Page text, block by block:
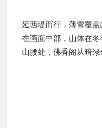
延西堤而行，薄雪覆
在画面中部，山体在
山腰处，佛香阁从暗绿